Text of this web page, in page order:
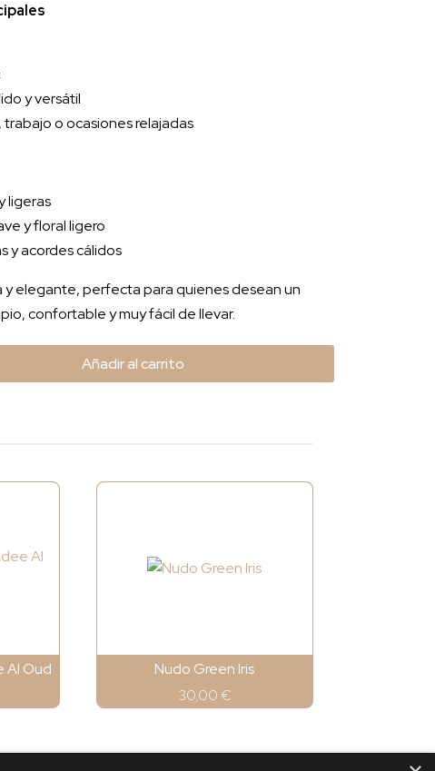
y versátil
o ocasiones relajadas
ligeras
y floral ligero
y acordes cálidos
y elegante, perfecta para quienes desean un
confortable y muy fácil de llevar.
Añadir al carrito
Al Oud Nudo Green Iris
30,00 €